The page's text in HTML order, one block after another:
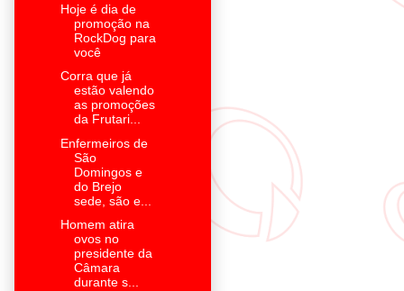
Hoje é dia de
promoção na
RockDog para
você
Corra que já
estão valendo
as promoções
da Frutari...
Enfermeiros de
São
Domingos e
do Brejo
sede, são e...
Homem atira
ovos no
presidente da
Câmara
durante s...